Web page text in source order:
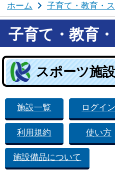
ホーム 子育て・教育・
子育て・教育
スポーツ施
施設一覧 ログイン
利用規約 使い方
施設備品について